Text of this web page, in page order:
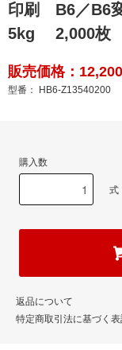
印刷 B6／B6
5kg 2,000枚
販売価格：
型番： HB6-Z13540200
購入数
式
返品について
特定商取引法に基づく